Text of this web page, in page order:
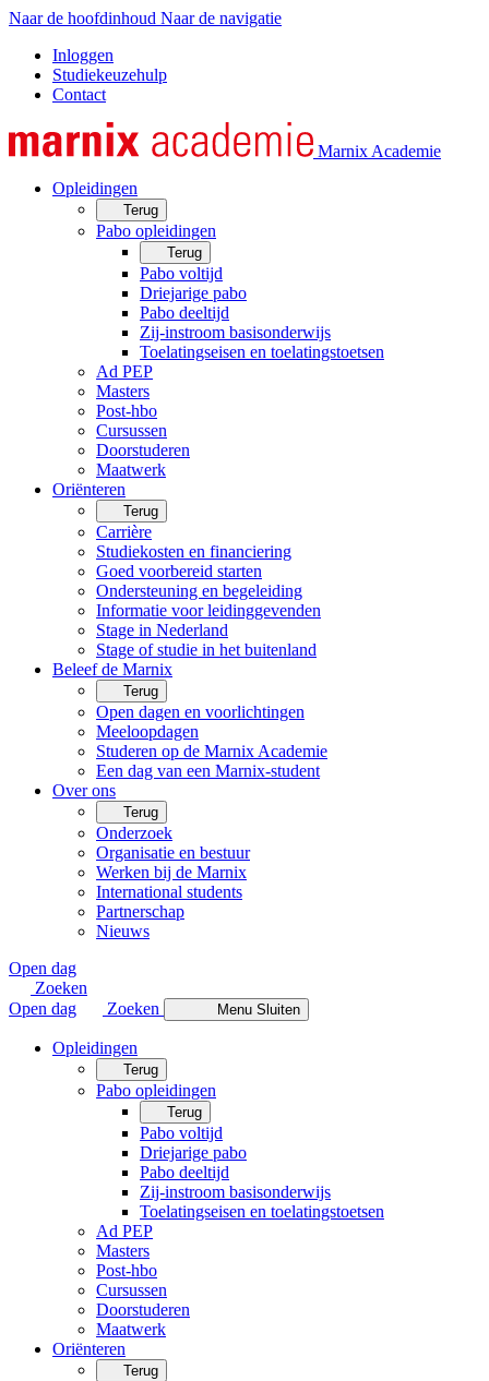
Naar de hoofdinhoud Naar de navigatie
Inloggen
Studiekeuzehulp
Contact
Marnix Academie
Opleidingen
Terug
Pabo opleidingen
Terug
Pabo voltijd
Driejarige pabo
Pabo deeltijd
Zij-instroom basisonderwijs
Toelatingseisen en toelatingstoetsen
Ad PEP
Masters
Post-hbo
Cursussen
Doorstuderen
Maatwerk
Oriënteren
Terug
Carrière
Studiekosten en financiering
Goed voorbereid starten
Ondersteuning en begeleiding
Informatie voor leidinggevenden
Stage in Nederland
Stage of studie in het buitenland
Beleef de Marnix
Terug
Open dagen en voorlichtingen
Meeloopdagen
Studeren op de Marnix Academie
Een dag van een Marnix-student
Over ons
Terug
Onderzoek
Organisatie en bestuur
Werken bij de Marnix
International students
Partnerschap
Nieuws
Open dag
Zoeken
Open dag
Zoeken Menu Sluiten
Opleidingen
Terug
Pabo opleidingen
Terug
Pabo voltijd
Driejarige pabo
Pabo deeltijd
Zij-instroom basisonderwijs
Toelatingseisen en toelatingstoetsen
Ad PEP
Masters
Post-hbo
Cursussen
Doorstuderen
Maatwerk
Oriënteren
Terug